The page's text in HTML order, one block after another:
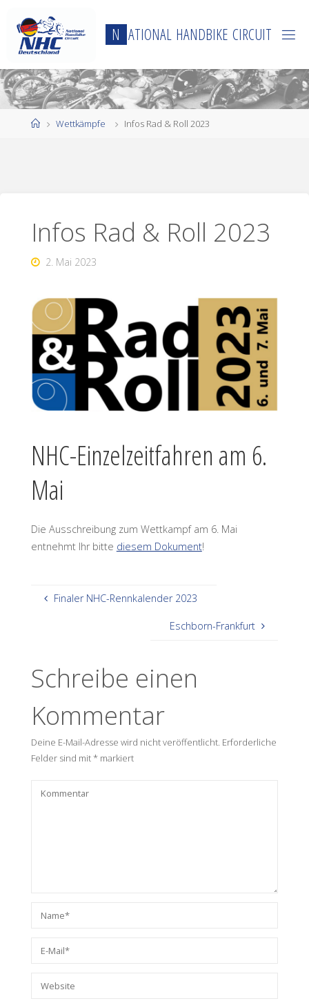
Inhalt
springen
N ATIONAL HANDBIKE CIRCUIT
StartWettkämpfe Infos Rad & Roll 2023
Infos Rad & Roll 2023
2. Mai 2023
NHC-Einzelzeitfahren am 6.
Mai
Die Ausschreibung zum Wettkampf am 6. Mai
entnehmt Ihr bitte diesem Dokument!
Finaler NHC-Rennkalender 2023
Eschborn-Frankfurt
Schreibe einen
Kommentar
Deine E-Mail-Adresse wird nicht veröffentlicht. Erforderliche
Felder sind mit*markiert